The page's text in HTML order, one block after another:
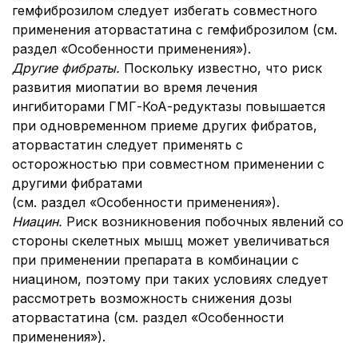
гемфиброзилом следует избегать совместного
применения аторвастатина с гемфиброзилом (см.
раздел «Особенности применения»).
Другие фибраты. Поскольку известно, что риск
развития миопатии во время лечения
ингибиторами ГМГ-КоА-редуктазы повышается
при одновременном приеме других фибратов,
аторвастатин следует применять с
осторожностью при совместном применении с
другими фибратами
(см. раздел «Особенности применения»).
Ниацин. Риск возникновения побочных явлений со
стороны скелетных мышц может увеличиваться
при применении препарата в комбинации с
ниацином, поэтому при таких условиях следует
рассмотреть возможность снижения дозы
аторвастатина (см. раздел «Особенности
применения»).